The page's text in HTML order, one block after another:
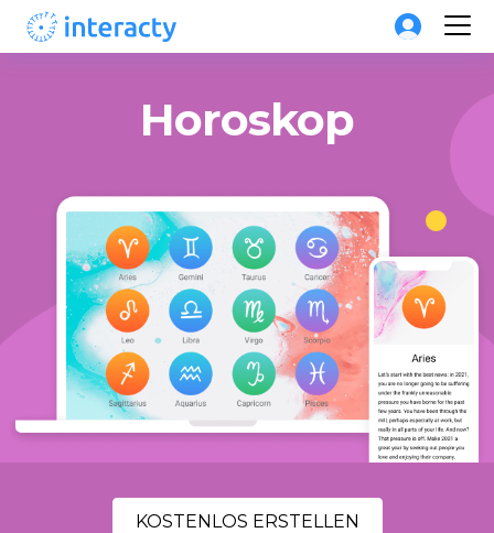
Horoskop
KOSTENLOS ERSTELLEN